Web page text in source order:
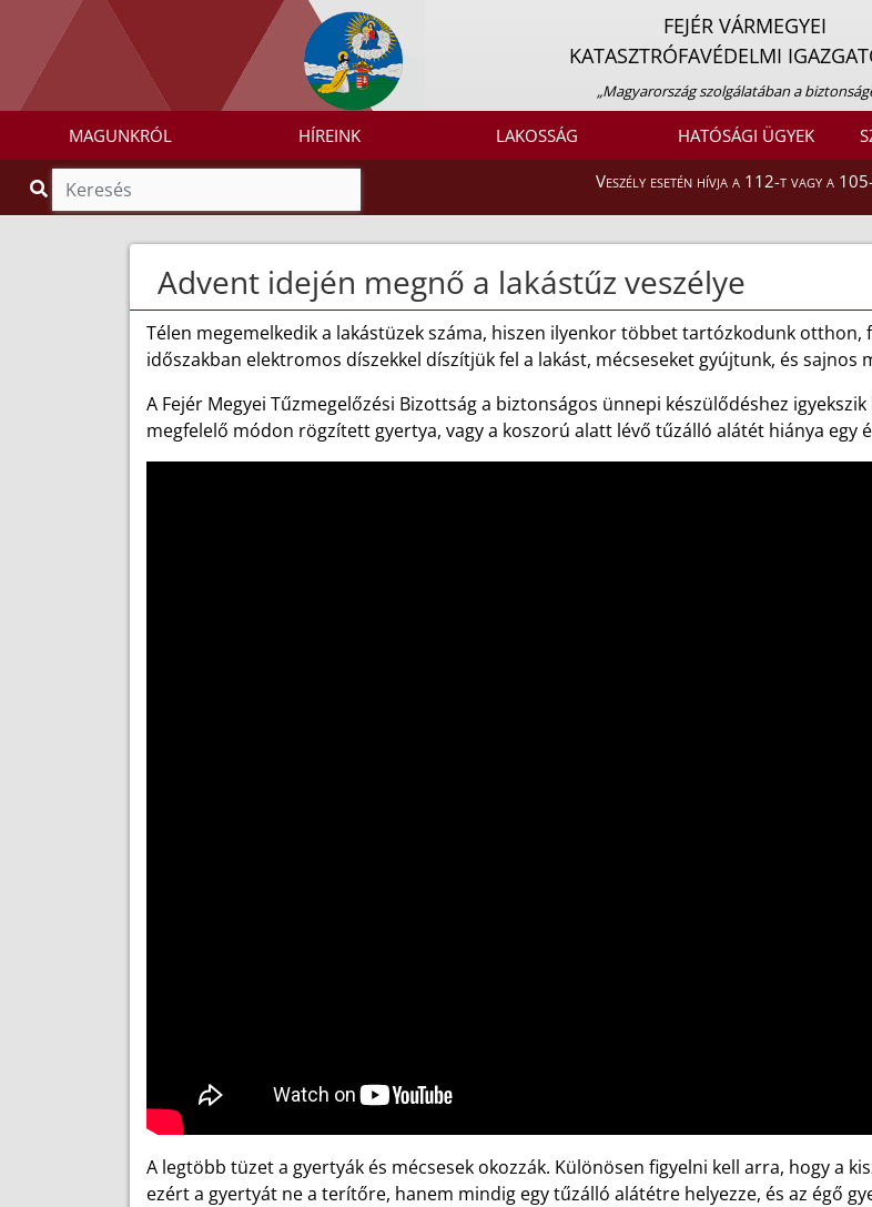
FEJÉR VÁRMEGYEI
KATASZTRÓFAVÉDELMI
„Magyarország szolgálatában a
MAGUNKRÓL HÍREINK LAKOSSÁG HATÓSÁGI ÜGYEK
Veszély esetén hívja a 112-t vagy a
Advent idején megnő a lakástűz veszélye
Télen megemelkedik a lakástüzek száma, hiszen ilyenkor többet tartózkodunk
időszakban elektromos díszekkel díszítjük fel a lakást, mécseseket gyújtunk, és sajnos
A Fejér Megyei Tűzmegelőzési Bizottság a biztonságos ünnepi készülődéshez
megfelelő módon rögzített gyertya, vagy a koszorú alatt lévő tűzálló alátét hiánya
A legtöbb tüzet a gyertyák és mécsesek okozzák. Különösen figyelni kell arra, hogy a
ezért a gyertyát ne a terítőre, hanem mindig egy tűzálló alátétre helyezze, és az égő